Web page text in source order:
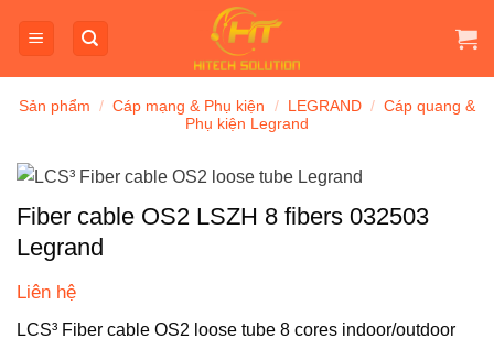
qua
dung
Sản phẩm / Cáp mạng & Phụ kiện / LEGRAND / Cáp quang &
Phụ kiện Legrand
Fiber cable OS2 LSZH 8 fibers 032503
Legrand
Liên hệ
LCS³ Fiber cable OS2 loose tube 8 cores indoor/outdoor